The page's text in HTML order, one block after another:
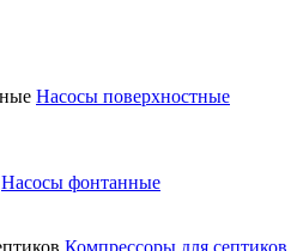
Насосы поверхностные
Насосы фонтанные
Компрессоры для септиков